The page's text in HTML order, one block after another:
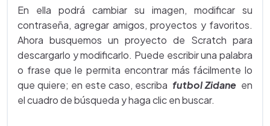
En ella podrá cambiar su imagen, modificar su
contraseña, agregar amigos, proyectos y favoritos.
Ahora busquemos un proyecto de Scratch para
descargarlo y modificarlo. Puede escribir una palabra
o frase que le permita encontrar más fácilmente lo
que quiere; en este caso, escriba futbol Zidane en
el cuadro de búsqueda y haga clic en buscar.